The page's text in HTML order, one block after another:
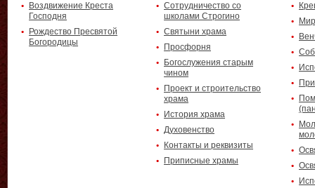
Воздвижение Креста
Господня
Рождество Пресвятой
Богородицы
Сотрудничество со
школами Строгино
Святыни храма
Просфорня
Богослужения старым
чином
Проект и строительство
храма
История храма
Духовенство
Контакты и реквизиты
Приписные храмы